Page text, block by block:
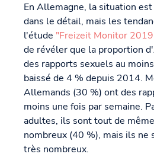
En Allemagne, la situation
dans le détail, mais les
l'étude "Freizeit Monitor
de révéler que la proportion
des rapports sexuels au
baissé de 4 % depuis 2014.
Allemands (30 %) ont des
moins une fois par semaine.
adultes, ils sont tout de
nombreux (40 %), mais ils ne
très nombreux.